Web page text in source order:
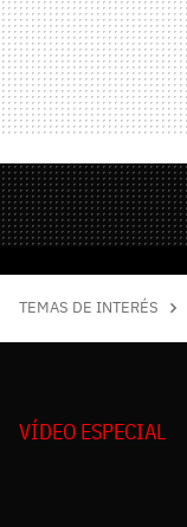
TEMAS DE INTERÉS
VÍDEO ESPECIAL